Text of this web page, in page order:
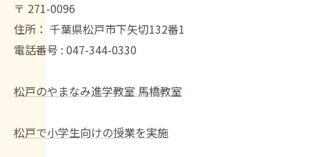
〒 271-0096
住所： 千葉県松戸市下矢切132番1
電話番号 : 047-344-0330
松戸のやまなみ進学教室 馬橋教室
松戸で小学生向けの授業を実施